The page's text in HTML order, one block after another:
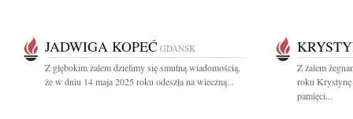
JADWIGA KOPEĆ GDAŃSK
Z głębokim żalem dzielimy się smutną wiadomością,
że w dniu 14 maja 2025 roku odeszła na wieczną...
Z żalem
roku Krystynę
pamięci...